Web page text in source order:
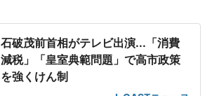
石破茂前首相がテレビ出演...「消費
減税」「皇室典範問題」で高市政策
を強くけん制